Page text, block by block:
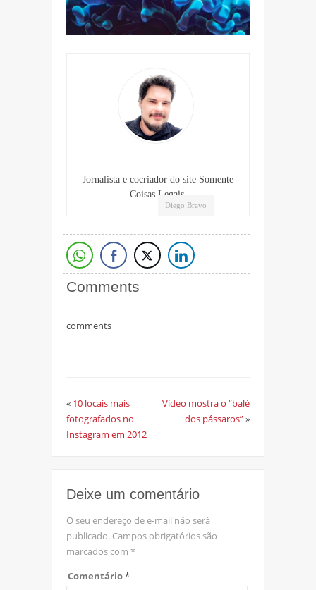
Diego Bravo
Jornalista e cocriador do site Somente
Coisas Legais.
Comments
comments
« 10 locais mais
fotografados no
Instagram em 2012
Vídeo mostra o “balé
dos pássaros”»
Deixe um comentário
O seu endereço de e-mail não será
publicado. Campos obrigatórios são
marcados com *
Comentário*